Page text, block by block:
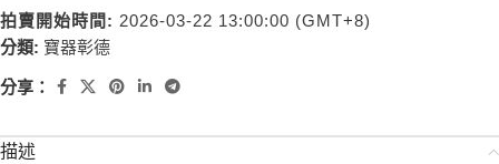
拍賣開始時間: 2026-03-22 13:00:00 (GMT+8)
分類: 寶器彰德
分享：
描述